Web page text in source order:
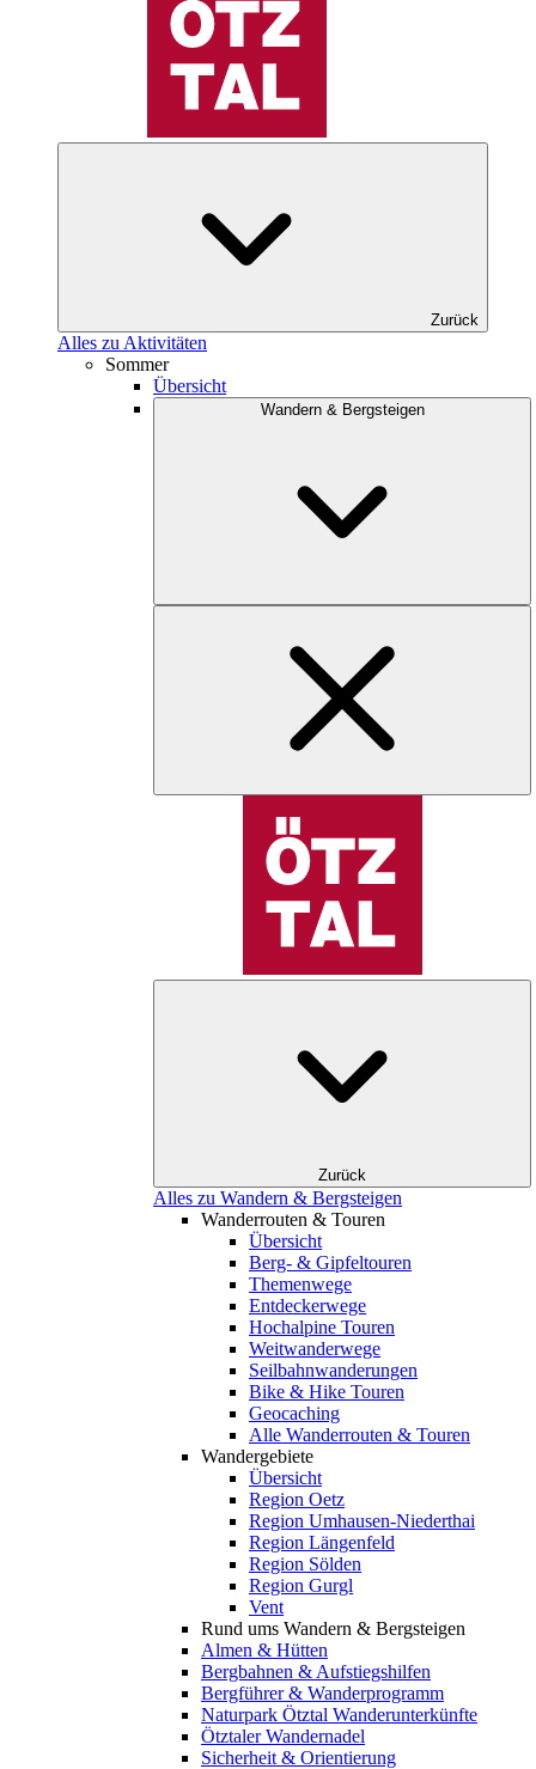
Zurück
Alles zu Aktivitäten
Sommer
Übersicht
Wandern & Bergsteigen
Zurück
Alles zu Wandern & Bergsteigen
Wanderrouten & Touren
Übersicht
Berg- & Gipfeltouren
Themenwege
Entdeckerwege
Hochalpine Touren
Weitwanderwege
Seilbahnwanderungen
Bike & Hike Touren
Geocaching
Alle Wanderrouten & Touren
Wandergebiete
Übersicht
Region Oetz
Region Umhausen-Niederthai
Region Längenfeld
Region Sölden
Region Gurgl
Vent
Rund ums Wandern & Bergsteigen
Almen & Hütten
Bergbahnen & Aufstiegshilfen
Bergführer & Wanderprogramm
Naturpark Ötztal Wanderunterkünfte
Ötztaler Wandernadel
Sicherheit & Orientierung